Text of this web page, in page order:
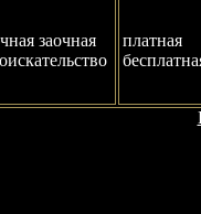
заочная
платная